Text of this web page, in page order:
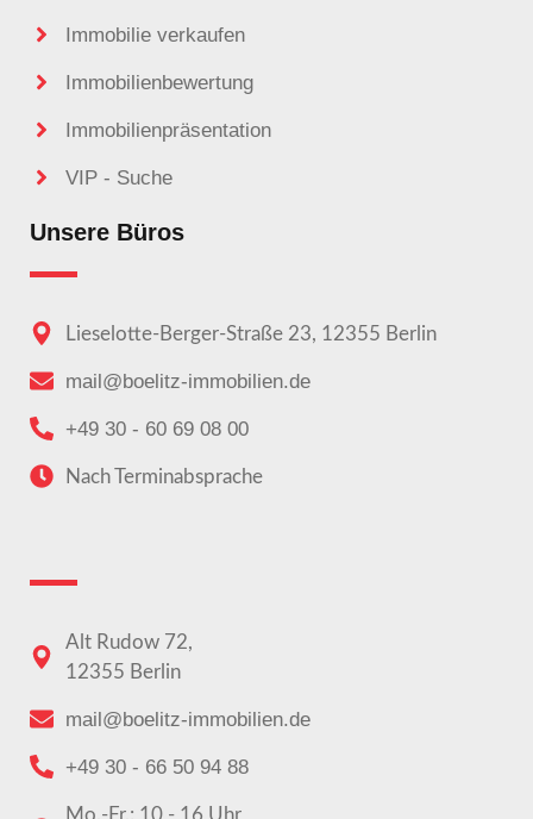
Immobilie verkaufen
Immobilienbewertung
Immobilienpräsentation
VIP - Suche
Unsere Büros
Lieselotte-Berger-Straße 23, 12355 Berlin
mail@boelitz-immobilien.de
+49 30 - 60 69 08 00
Nach Terminabsprache
Alt Rudow 72,
12355 Berlin
mail@boelitz-immobilien.de
+49 30 - 66 50 94 88
Mo.-Fr.: 10 - 16 Uhr